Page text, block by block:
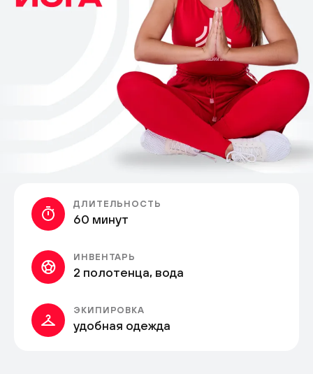
ДЛИТЕЛЬНОСТЬ
60 минут
ИНВЕНТАРЬ
2 полотенца, вода
ЭКИПИРОВКА
удобная одежда